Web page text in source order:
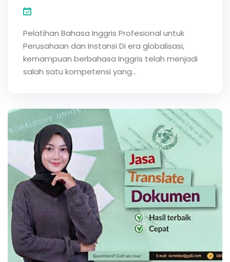
Pelatihan Bahasa Inggris Profesional untuk
Perusahaan dan Instansi Di era globalisasi,
kemampuan berbahasa Inggris telah menjadi
salah satu kompetensi yang…